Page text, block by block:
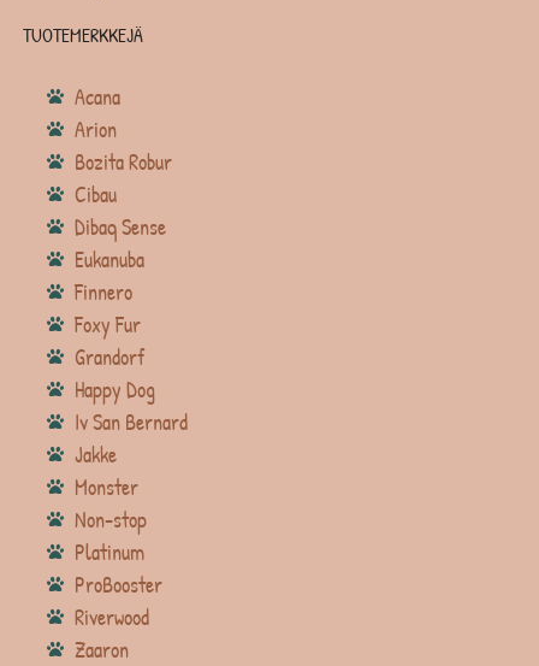
TUOTEMERKKEJÄ
Acana
Arion
Bozita Robur
Cibau
Dibaq Sense
Eukanuba
Finnero
Foxy Fur
Grandorf
Happy Dog
Iv San Bernard
Jakke
Monster
Non-stop
Platinum
ProBooster
Riverwood
Zaaron